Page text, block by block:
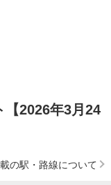
【2026年3月24
の駅・路線について